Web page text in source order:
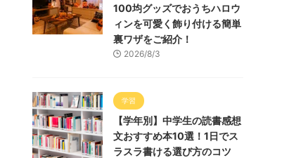
100均グッズでおうちハロウ
ィンを可愛く飾り付ける簡単
裏ワザをご紹介！
2026/8/3
学習
【学年別】中学生の読書感想
文おすすめ本10選！1日でス
ラスラ書ける選び方のコツ